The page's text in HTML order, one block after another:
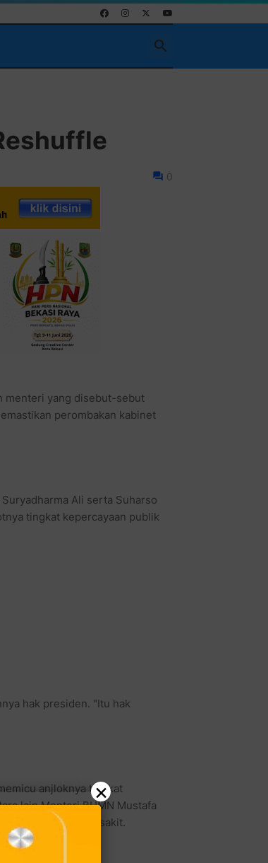
0
menteri yang disebut-sebut
perombakan kabinet
Ali serta Suharso
tingkat kepercayaan publik
hak presiden. "Itu hak
anjloknya tingkat
lain Menteri BUMN Mustafa
terganggu karena sakit.
Akbar.
×